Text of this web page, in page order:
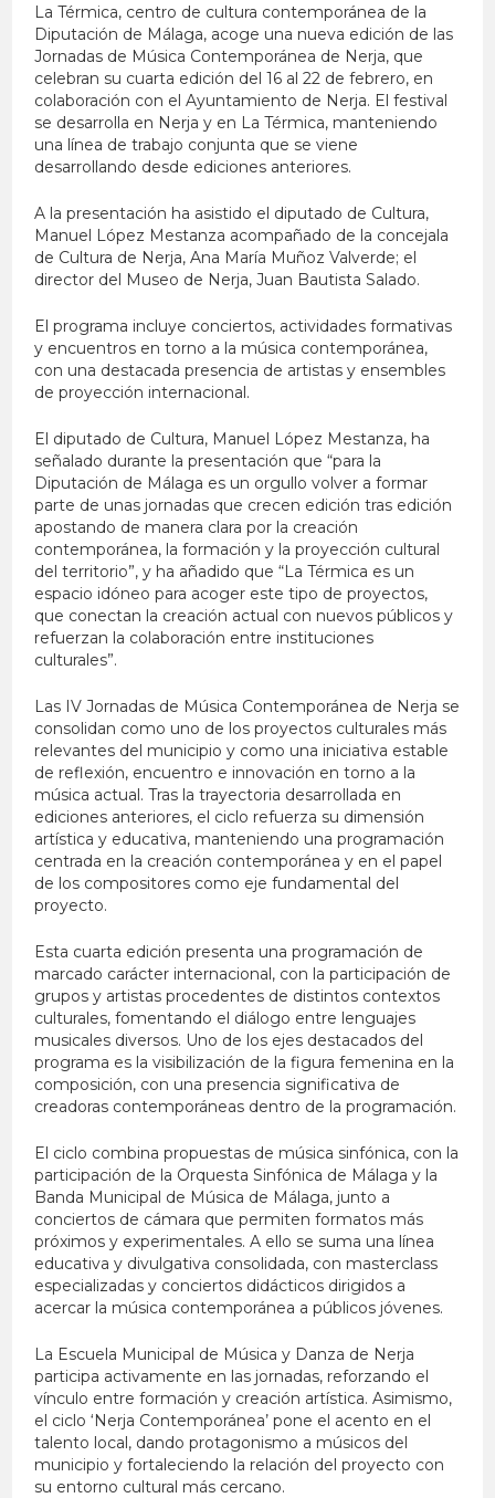
La Térmica, centro de cultura contemporánea de la
Diputación de Málaga, acoge una nueva edición de las
Jornadas de Música Contemporánea de Nerja, que
celebran su cuarta edición del 16 al 22 de febrero, en
colaboración con el Ayuntamiento de Nerja. El festival
se desarrolla en Nerja y en La Térmica, manteniendo
una línea de trabajo conjunta que se viene
desarrollando desde ediciones anteriores.
A la presentación ha asistido el diputado de Cultura,
Manuel López Mestanza acompañado de la concejala
de Cultura de Nerja, Ana María Muñoz Valverde; el
director del Museo de Nerja, Juan Bautista Salado.
El programa incluye conciertos, actividades formativas
y encuentros en torno a la música contemporánea,
con una destacada presencia de artistas y ensembles
de proyección internacional.
El diputado de Cultura, Manuel López Mestanza, ha
señalado durante la presentación que “para la
Diputación de Málaga es un orgullo volver a formar
parte de unas jornadas que crecen edición tras edición
apostando de manera clara por la creación
contemporánea, la formación y la proyección cultural
del territorio”, y ha añadido que “La Térmica es un
espacio idóneo para acoger este tipo de proyectos,
que conectan la creación actual con nuevos públicos y
refuerzan la colaboración entre instituciones
culturales”.
Las IV Jornadas de Música Contemporánea de Nerja se
consolidan como uno de los proyectos culturales más
relevantes del municipio y como una iniciativa estable
de reflexión, encuentro e innovación en torno a la
música actual. Tras la trayectoria desarrollada en
ediciones anteriores, el ciclo refuerza su dimensión
artística y educativa, manteniendo una programación
centrada en la creación contemporánea y en el papel
de los compositores como eje fundamental del
proyecto.
Esta cuarta edición presenta una programación de
marcado carácter internacional, con la participación de
grupos y artistas procedentes de distintos contextos
culturales, fomentando el diálogo entre lenguajes
musicales diversos. Uno de los ejes destacados del
programa es la visibilización de la figura femenina en la
composición, con una presencia significativa de
creadoras contemporáneas dentro de la programación.
El ciclo combina propuestas de música sinfónica, con la
participación de la Orquesta Sinfónica de Málaga y la
Banda Municipal de Música de Málaga, junto a
conciertos de cámara que permiten formatos más
próximos y experimentales. A ello se suma una línea
educativa y divulgativa consolidada, con masterclass
especializadas y conciertos didácticos dirigidos a
acercar la música contemporánea a públicos jóvenes.
La Escuela Municipal de Música y Danza de Nerja
participa activamente en las jornadas, reforzando el
vínculo entre formación y creación artística. Asimismo,
el ciclo ‘Nerja Contemporánea’ pone el acento en el
talento local, dando protagonismo a músicos del
municipio y fortaleciendo la relación del proyecto con
su entorno cultural más cercano.